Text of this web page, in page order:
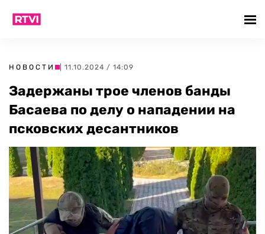
НОВОСТИ | 11.10.2024 / 14:09
Задержаны трое членов банды
Басаева по делу о нападении на
псковских десантников